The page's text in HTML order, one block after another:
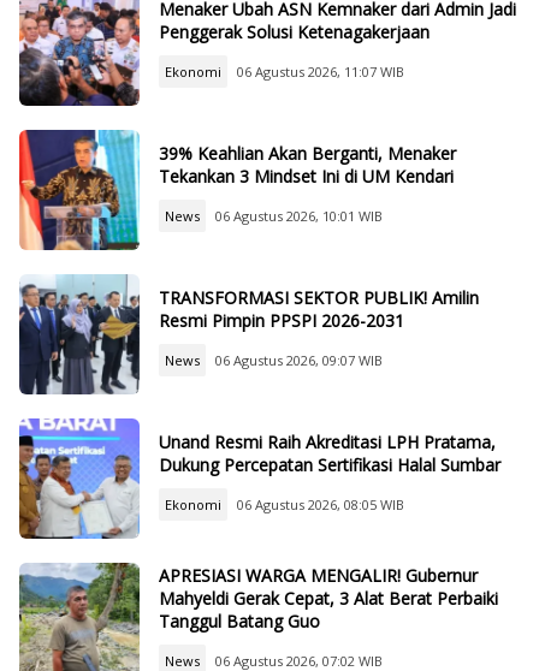
Menaker Ubah ASN Kemnaker dari Admin Jadi
Penggerak Solusi Ketenagakerjaan
Ekonomi 06 Agustus 2026, 11:07 WIB
39% Keahlian Akan Berganti, Menaker
Tekankan 3 Mindset Ini di UM Kendari
News 06 Agustus 2026, 10:01 WIB
TRANSFORMASI SEKTOR PUBLIK! Amilin
Resmi Pimpin PPSPI 2026-2031
News 06 Agustus 2026, 09:07 WIB
Unand Resmi Raih Akreditasi LPH Pratama,
Dukung Percepatan Sertifikasi Halal Sumbar
Ekonomi 06 Agustus 2026, 08:05 WIB
APRESIASI WARGA MENGALIR! Gubernur
Mahyeldi Gerak Cepat, 3 Alat Berat Perbaiki
Tanggul Batang Guo
News 06 Agustus 2026, 07:02 WIB